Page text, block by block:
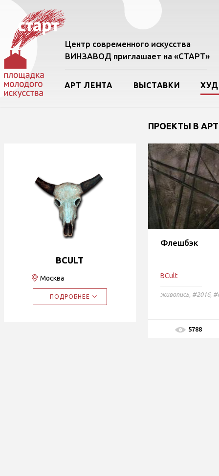
Центр современного искусства
ВИНЗАВОД приглашает на «СТАРТ»
АРТ ЛЕНТА ВЫСТАВКИ
BCULT
Москва
ПОДРОБНЕЕ
ПРОЕКТЫ В
Флешбэк
BCult
живопись, #2016,
5788